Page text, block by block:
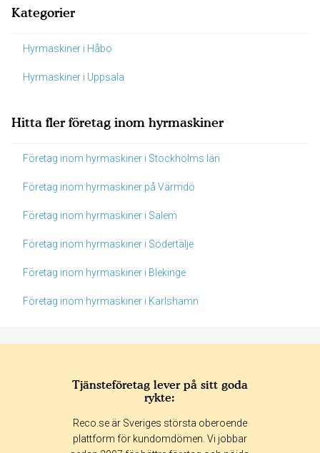
Kategorier
Hyrmaskiner i Håbo
Hyrmaskiner i Uppsala
Hitta fler företag inom hyrmaskiner
Företag inom hyrmaskiner i Stockholms län
Företag inom hyrmaskiner på Värmdö
Företag inom hyrmaskiner i Salem
Företag inom hyrmaskiner i Södertälje
Företag inom hyrmaskiner i Blekinge
Företag inom hyrmaskiner i Karlshamn
365 dagar 90 dagar
30 dagar
Tjänsteföretag lever på sitt goda
rykte:
Reco.se är Sveriges största oberoende
plattform för kundomdömen. Vi jobbar